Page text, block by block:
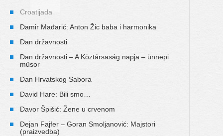
Croatijada
Damir Mađarić: Anton Žic baba i harmonika
Dan državnosti
Dan državnosti – A Köztársaság napja – ünnepi
műsor
Dan Hrvatskog Sabora
David Hare: Bili smo…
Davor Špišić: Žene u crvenom
Dejan Fajfer – Goran Smoljanović: Majstori
(praizvedba)